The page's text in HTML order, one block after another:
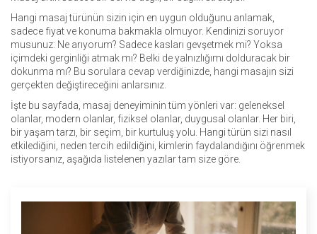
Hangi masaj türünün sizin için en uygun olduğunu anlamak,
sadece fiyat ve konuma bakmakla olmuyor. Kendinizi soruyor
musunuz: Ne arıyorum? Sadece kasları gevşetmek mi? Yoksa
içimdeki gerginliği atmak mı? Belki de yalnızlığımı dolduracak bir
dokunma mı? Bu sorulara cevap verdiğinizde, hangi masajın sizi
gerçekten değiştireceğini anlarsınız.
İşte bu sayfada, masaj deneyiminin tüm yönleri var: geleneksel
olanlar, modern olanlar, fiziksel olanlar, duygusal olanlar. Her biri,
bir yaşam tarzı, bir seçim, bir kurtuluş yolu. Hangi türün sizi nasıl
etkilediğini, neden tercih edildiğini, kimlerin faydalandığını öğrenmek
istiyorsanız, aşağıda listelenen yazılar tam size göre.